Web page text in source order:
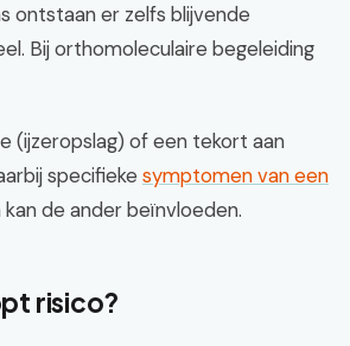
ontstaan er zelfs blijvende
Bij orthomoleculaire begeleiding
(ijzeropslag) of een tekort aan
specifieke symptomen van een
de ander beïnvloeden.
risico?